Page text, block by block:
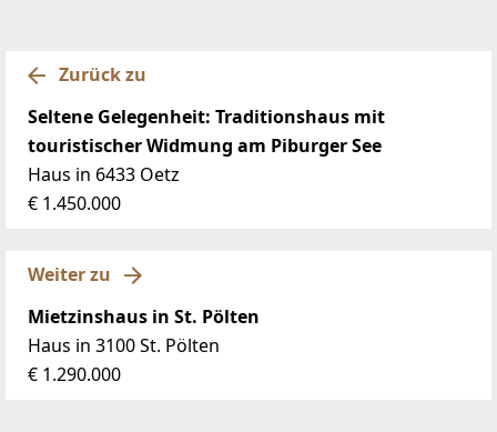
Zurück zu
Seltene Gelegenheit: Traditionshaus mit
touristischer Widmung am Piburger See
Haus in 6433 Oetz
€ 1.450.000
Weiter zu
Mietzinshaus in St. Pölten
Haus in 3100 St. Pölten
€ 1.290.000